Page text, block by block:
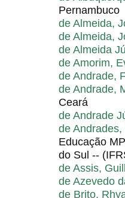
Pernambuco
de Almeida,
de Almeida,
de Almeida
de Amorim,
de Andrade,
de Andrade,
Ceará
de Andrade
de
Educação
do Sul --
de Assis,
de Azevedo
de Brito,